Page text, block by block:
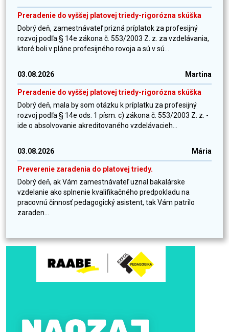
Preradenie do vyššej platovej triedy-rigorózna skúška
Dobrý deň, zamestnávateľ prizná príplatok za profesijný
rozvoj podľa § 14e zákona č. 553/2003 Z. z. za vzdelávania,
ktoré boli v pláne profesijného rovoja a sú v sú...
03.08.2026 Martina
Preradenie do vyššej platovej triedy-rigorózna skúška
Dobrý deň, mala by som otázku k príplatku za profesijný
rozvoj podľa § 14e ods. 1 písm. c) zákona č. 553/2003 Z. z. -
ide o absolvovanie akreditovaného vzdelávacieh...
03.08.2026 Mária
Preverenie zaradenia do platovej triedy.
Dobrý deň, ak Vám zamestnávateľ uznal bakalárske
vzdelanie ako splnenie kvalifikačného predpokladu na
pracovnú činnosť pedagogický asistent, tak Vám patrilo
zaraden...